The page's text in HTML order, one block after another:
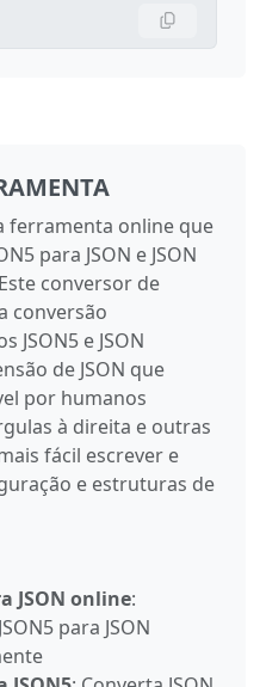
ferramenta online que
para JSON e JSON
conversor de
conversão
e JSON
de JSON que
por humanos
à direita e outras
fácil escrever e
e estruturas de
JSON online:
para JSON